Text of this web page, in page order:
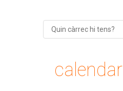
calendar